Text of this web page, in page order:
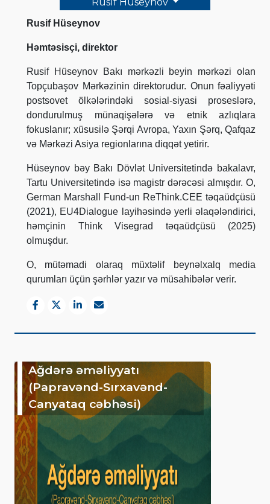
Rusif Hüseynov
Həmtəsisçi, direktor
Rusif Hüseynov Bakı mərkəzli beyin mərkəzi olan
Topçubaşov Mərkəzinin direktorudur. Onun fəaliyyəti
postsovet ölkələrindəki sosial-siyasi proseslərə,
dondurulmuş münaqişələrə və etnik azlıqlara
fokuslanır; xüsusilə Şərqi Avropa, Yaxın Şərq, Qafqaz
və Mərkəzi Asiya regionlarına diqqət yetirir.
Hüseynov bəy Bakı Dövlət Universitetində bakalavr,
Tartu Universitetində isə magistr dərəcəsi almışdır. O,
German Marshall Fund-un ReThink.CEE təqaüdçüsü
(2021), EU4Dialogue layihəsində yerli əlaqələndirici,
həmçinin Think Visegrad təqaüdçüsü (2025)
olmuşdur.
O, mütəmadi olaraq müxtəlif beynəlxalq media
qurumları üçün şərhlər yazır və müsahibələr verir.
Ağdərə əməliyyatı
(Papravənd-Sırxavənd-
Canyataq cəbhəsi)